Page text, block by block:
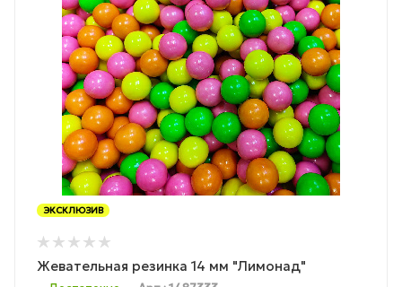
ЭКСКЛЮЗИВ
Жевательная резинка 14 мм "Лимонад"